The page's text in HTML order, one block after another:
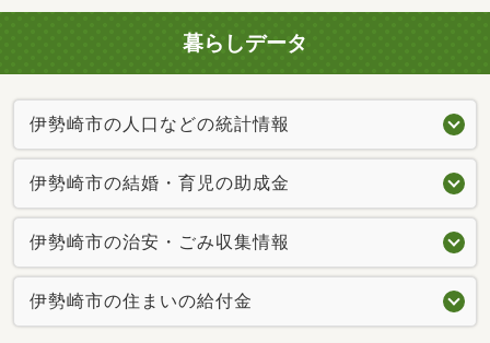
暮らしデータ
伊勢崎市の人口などの統計情報
伊勢崎市の結婚・育児の助成金
伊勢崎市の治安・ごみ収集情報
伊勢崎市の住まいの給付金